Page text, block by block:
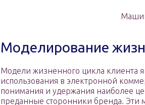
Моделирование
Модели жизненного цикла клиента
использования в электронной
понимания и удержания наиболее
преданные сторонники бренда.